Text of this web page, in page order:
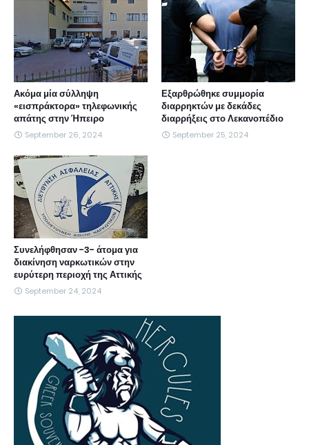
Ακόμα μία σύλληψη
«εισπράκτορα» τηλεφωνικής
απάτης στην Ήπειρο
September 26, 2024
Εξαρθρώθηκε συμμορία
διαρρηκτών με δεκάδες
διαρρήξεις στο Λεκανοπέδιο
September 25, 2024
Συνελήφθησαν -3- άτομα για
διακίνηση ναρκωτικών στην
ευρύτερη περιοχή της Αττικής
September 24, 2024